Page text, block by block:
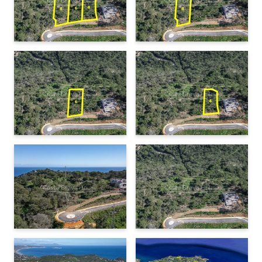
Alçada màxima:7 metres
Nombre de plantes:Planta baixa + una
Façana mínima del terreny:14 metres
Separació de l’habitatge des del carrer:5 metres
Separació de l’habitatge als límits laterals i del
fons:3 metres
Gràcies alpendent natural del terreny, és possible projectar
un habitatge esglaonat amb terrasses i grans finestrals que
maximitzin l’entrada de llum i la connexió amb el paisatge.
Serveis i infraestructures
La parcel·la es troba en una urbanització ambaccés asfaltati
disposa de connexió alsserveis bàsics, com aigua, llum i
clavegueram. La zona ja compta ambhabitatges de nova
construcció, fet que garanteix un entorn consolidat i ben
mantingut.
Ubicació i entorn
Begur: 3 minuts amb cotxe (1,2 km)
Platja de Sa Tuna: 10 minuts (4 km)
Platja de Sa Riera: 10 minuts (4 km)
Platja d'Aiguablava: 10 minuts (5,5 km)
Palafrugell: 15 minuts (10 km)
Girona: 55 minuts (60 km)
Barcelona: 1 hora 25 minuts (123 km)
Frontera amb França: 1 hora 20 minuts (88 km)